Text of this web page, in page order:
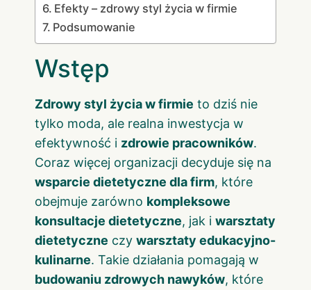
Efekty – zdrowy styl życia w firmie
Podsumowanie
Wstęp
Zdrowy styl życia w firmie to dziś nie
tylko moda, ale realna inwestycja w
efektywność i zdrowie pracowników.
Coraz więcej organizacji decyduje się na
wsparcie dietetyczne dla firm, które
obejmuje zarówno kompleksowe
konsultacje dietetyczne, jak i warsztaty
dietetyczne czy warsztaty edukacyjno-
kulinarne. Takie działania pomagają w
budowaniu zdrowych nawyków, które